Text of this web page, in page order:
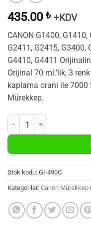
435.00 ₺ +KDV
CANON G1400,
G2411, G2415, G3400,
G4410, G4411
Orijinal 70 ml.’lik, 3
kaplama oranı ile
Mürekkep.
CANON GI-490C Orijinal
Stok kodu: GI-490C
Kategoriler: Canon Mürekkep